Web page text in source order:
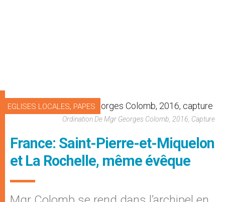
EGLISES LOCALES, PAPES
Ordination De Mgr Georges Colomb, 2016, Capture
France: Saint-Pierre-et-Miquelon
et La Rochelle, même évêque